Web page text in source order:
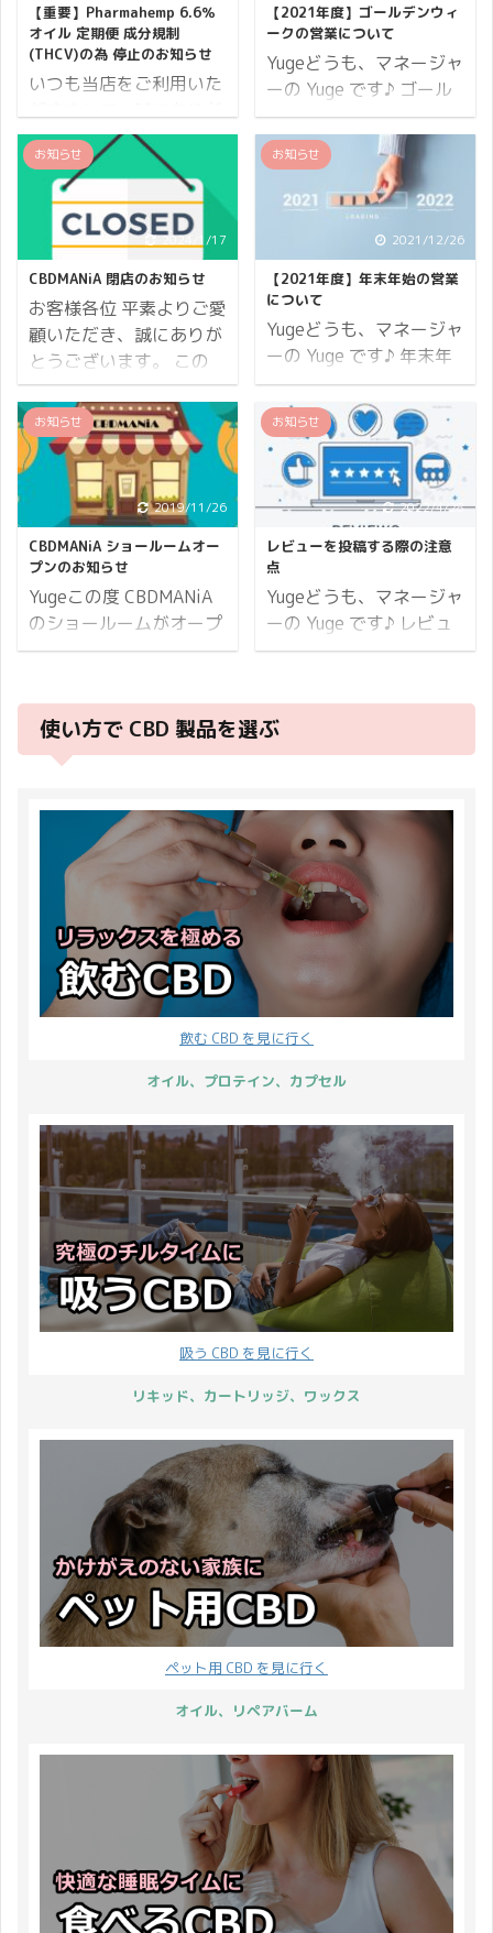
【重要】Pharmahemp 6.6％
オイル 定期便 成分規制
(THCV)の為 停止のお知らせ
いつも当店をご利用いた
とうございます。 タイト
ル通り Pharmahemp
6.6％オイル 定期便をご
契約のお客様へのお知ら
せとさせていただきま
す。 メルマガ・SNS等で
何度も発信をしておりま
したが、Pharmahemp
6.6％オイル 定期便は多
くのお客様にご利用頂い
ておりました為ブログで
もこうして発信させてい
ただきます。 度重なるご
連絡となり恐縮でござい
ます。 Pharmahemp
6.6％オイル の定期便を
ご契約のお客様で、まだ
ご覧になっていないかた
が居ましたら必ずご一読
下さい ...
【2021年度】ゴールデンウィ
ークの営業について
Yugeどうも、マネージャ
ーの Yuge です♪ ゴール
デンウィークの営業につ
いてお知らせします。
CBDMANiA の店舗につき
ましては「コロナ禍での
営業について」でご案内
申し上げた通り変わりあ
りません。 この記事では
ゴールデンウィークの配
送とメールやお電話での
問い合わせ対応について
お知らせします。 配送に
ついて ゴールデンウィー
クの配送業務は下記の通
りです。 4月29日(木)：
休業 4月30日(金)：13時
まで当日発送 5月01日
(土)：休業 5月02日
(日)：休業 5月03日
(月)：休業 5月04日 ...
お知らせ
2024/1/17
CBDMANiA 閉店のお知らせ
お客様各位 平素よりご愛
顧いただき、誠にありが
とうございます。 この
度、当店は 2023年12月
31日をもって閉店いたし
ました。 突然のご案内と
なりましたことを深くお
詫び申し上げます。 ログ
イン情報とショップポイ
ントは 姉妹店
VapeMania と連動してい
ます。 2024年1月1日以
降は、保有されているシ
ョップポイントを姉妹店
ます。 VapeMania Webサ
イト
https://www.vapemania.
ョップ VapeMan ...
お知らせ
2021/12/26
【2021年度】年末年始の営業
について
Yugeどうも、マネージャ
ーの Yuge です♪ 年末年
始の営業についてお知ら
せします。 対象となるの
がお電話・メールでのお
問い合わせ、そして配送
についてです。 どちらも
期間が異なるのでご注意
ください。 お電話・メー
ルでのお問い合わせにつ
いて 2021年12月30日か
ら2022年1月4日 上記の
期間を年末年始休業とさ
日（水）：通常営業 30
日（木）：休業 31日
（金）：休業 01日
（日）：休業 03日
（月）：休業 04日
（火）：休業 05日
（水）：通常営業 メー
...
お知らせ
2019/11/26
CBDMANiA ショールームオー
プンのお知らせ
Yugeこの度 CBDMANiA
のショールームがオープ
ンしました♪ 本当は「店
とか言いたいんだけど、
あまりにも事務所感が強
すぎてショールームとい
特徴のあるショールーム
になりました。 完全予約
制 個室のご利用 女性ス
タッフへの相談 CBD 製
品のお試し CBDMANiA
のショールームは上記の
通り4つの特徴がありま
す。 それではひとつずつ
見ていきましょう。
CBDMANiA ショールーム
の特徴 CBDMANiA のシ
ねています。 Yuge ...
お知らせ
2022/4/28
レビューを投稿する際の注意
点
Yugeどうも、マネージャ
ーの Yuge です♪ レビュ
ー投稿についてのお問い
す。 恐らくウェブサイト
に記載がないからでしょ
う。 大変申し訳ございま
投稿の際の注意事項をま
とめたので参考にしてみ
てください。 レビューを
投稿するのにご注意いた
だきたいのが下記の2点
です。 ログインした状態
で入力する 150文字以上
のご入力が対象 大事なこ
となのでひとつずつ説明
します。 ログインした状
態で入力する レビューの
状態で投稿してくださ
い。 ログインして ...
使い方で CBD 製品を選ぶ
飲む CBD を見に行く
オイル、プロテイン、カプセル
吸う CBD を見に行く
リキッド、カートリッジ、ワックス
ペット用 CBD を見に行く
オイル、リペアバーム